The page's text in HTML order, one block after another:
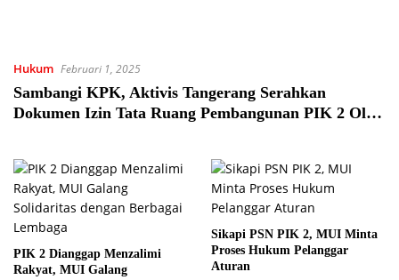
Hukum Februari 1, 2025
Sambangi KPK, Aktivis Tangerang Serahkan
Dokumen Izin Tata Ruang Pembangunan PIK 2 Oleh
PIK 2 Dianggap Menzalimi
Rakyat, MUI Galang
Sikapi PSN PIK 2, MUI Minta
Proses Hukum Pelanggar
Aturan